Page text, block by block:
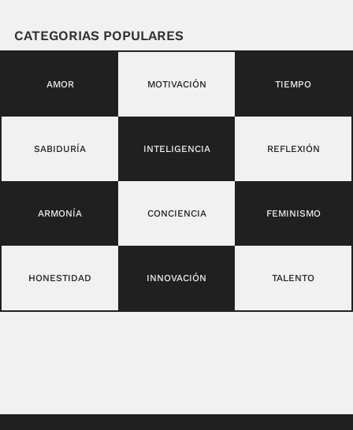
CATEGORIAS POPULARES
AMOR MOTIVACIÓN TIEMPO
SABIDURÍA INTELIGENCIA REFLEXIÓN
ARMONÍA CONCIENCIA FEMINISMO
HONESTIDAD INNOVACIÓN TALENTO